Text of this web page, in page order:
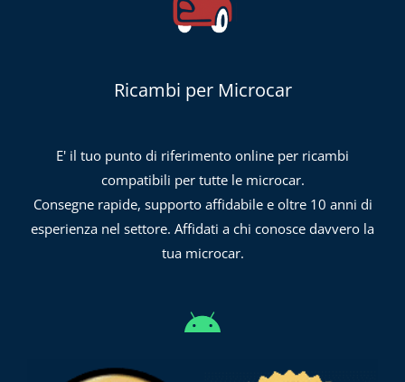
Ricambi per Microcar
E' il tuo punto di riferimento online per ricambi
compatibili per tutte le microcar.
Consegne rapide, supporto affidabile e oltre 10 anni di
esperienza nel settore. Affidati a chi conosce davvero la
tua microcar.